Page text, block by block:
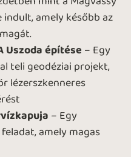
amely később az
Uszoda építése – Egy
teli geodéziai projekt,
lézerszkenneres
– Egy
amely magas